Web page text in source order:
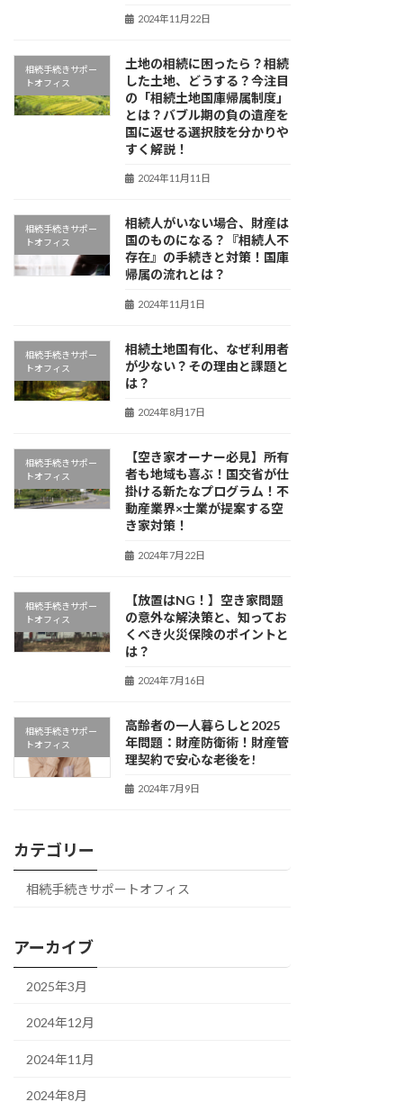
2024年11月22日
相続手続きサポー
トオフィス
土地の相続に困ったら？相続
した土地、どうする？今注目
の「相続土地国庫帰属制度」
とは？バブル期の負の遺産を
国に返せる選択肢を分かりや
すく解説！
2024年11月11日
相続手続きサポー
トオフィス
相続人がいない場合、財産は
国のものになる？『相続人不
存在』の手続きと対策！国庫
帰属の流れとは？
2024年11月1日
相続手続きサポー
トオフィス
相続土地国有化、なぜ利用者
が少ない？その理由と課題と
は？
2024年8月17日
相続手続きサポー
トオフィス
【空き家オーナー必見】所有
者も地域も喜ぶ！国交省が仕
掛ける新たなプログラム！不
動産業界×士業が提案する空
き家対策！
2024年7月22日
相続手続きサポー
トオフィス
【放置はNG！】空き家問題
の意外な解決策と、知ってお
くべき火災保険のポイントと
は？
2024年7月16日
相続手続きサポー
トオフィス
高齢者の一人暮らしと2025
年問題：財産防衛術！財産管
理契約で安心な老後を!
2024年7月9日
カテゴリー
相続手続きサポートオフィス
アーカイブ
2025年3月
2024年12月
2024年11月
2024年8月